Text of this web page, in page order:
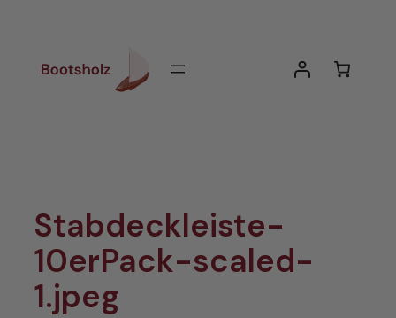
Stabdeckleiste-
10erPack-scaled-
1.jpeg